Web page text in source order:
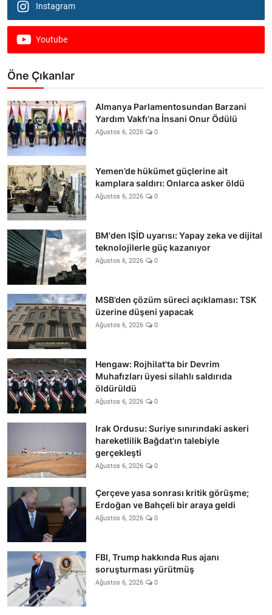
Instagram
Youtube
Öne Çıkanlar
Almanya Parlamentosundan Barzani
Yardım Vakfı'na İnsani Onur Ödülü
Ağustos 6, 2026 0
Yemen’de hükümet güçlerine ait
kamplara saldırı: Onlarca asker öldü
Ağustos 6, 2026 0
BM'den IŞİD uyarısı: Yapay zeka ve dijital
teknolojilerle güç kazanıyor
Ağustos 6, 2026 0
MSB’den çözüm süreci açıklaması: TSK
üzerine düşeni yapacak
Ağustos 6, 2026 0
Hengaw: Rojhilat'ta bir Devrim
Muhafızları üyesi silahlı saldırıda
öldürüldü
Ağustos 6, 2026 0
Irak Ordusu: Suriye sınırındaki askeri
hareketlilik Bağdat'ın talebiyle
gerçekleşti
Ağustos 6, 2026 0
Çerçeve yasa sonrası kritik görüşme;
Erdoğan ve Bahçeli bir araya geldi
Ağustos 6, 2026 0
FBI, Trump hakkında Rus ajanı
soruşturması yürütmüş
Ağustos 6, 2026 0